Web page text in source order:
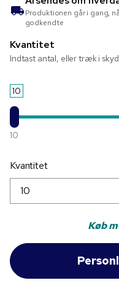
Produktionen går i gang,
godkendte
Kvantitet
Indtast antal, eller træk i
10
10
Kvantitet
Køb